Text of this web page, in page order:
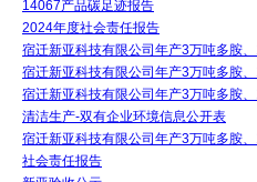
14067产品碳足迹报告
2024年度社会责任报告
宿迁新亚科技有限公司年产3万吨多胺
宿迁新亚科技有限公司年产3万吨多胺
宿迁新亚科技有限公司年产3万吨多胺
清洁生产-双有企业环境信息公开表
宿迁新亚科技有限公司年产3万吨多胺
社会责任报告